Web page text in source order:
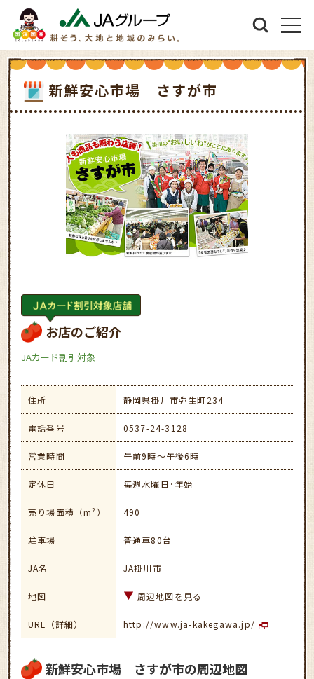
新鮮安心市場 さすが市
お店のご紹介
JAカード割引対象
住所 静岡県掛川市弥生町234
電話番号 0537-24-3128
営業時間 午前9時～午後6時
定休日 毎週水曜日･年始
売り場面積（m²） 490
駐車場 普通車80台
JA名 JA掛川市
地図 周辺地図を見る
URL（詳細） http://www.ja-kakegawa.jp/
新鮮安心市場 さすが市の周辺地図